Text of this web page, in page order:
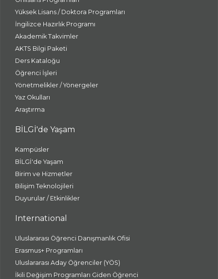
Yüksek Lisans / Doktora Programları
İngilizce Hazırlık Programı
Akademik Takvimler
AKTS Bilgi Paketi
Ders Kataloğu
Öğrenci İşleri
Yönetmelikler / Yönergeler
Yaz Okulları
Araştırma
BİLGİ'de Yaşam
Kampüsler
BİLGİ'de Yaşam
Birim ve Hizmetler
Bilişim Teknolojileri
Duyurular / Etkinlikler
International
Uluslararası Öğrenci Danışmanlık Ofisi
Erasmus+ Programları
Uluslararası Aday Öğrenciler (YÖS)
İkili Değişim Programları Giden Öğrenci